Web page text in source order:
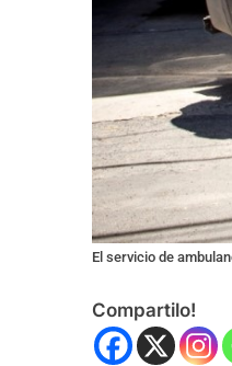
El servicio de
Compartilo!